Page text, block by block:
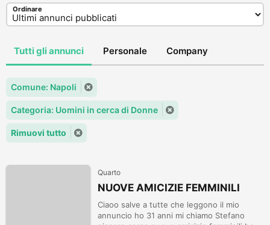
Ordinare
Tutti gli annunci Personale Company
Comune: Napoli
Categoria: Uomini in cerca di Donne
Rimuovi tutto
Quarto
NUOVE AMICIZIE FEMMINILI
Ciaoo salve a tutte che leggono il mio
annuncio ho 31 anni mi chiamo Stefano